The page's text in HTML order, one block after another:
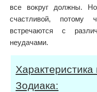
все вокруг должны.
счастливой, потому
встречаются с
неудачами.
Зодиака: